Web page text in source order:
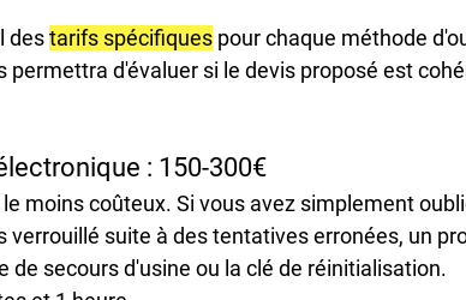
des tarifs spécifiques pour chaque méthode
permettra d'évaluer si le devis proposé est
: 150-300€
moins coûteux. Si vous avez simplement
suite à des tentatives erronées, un
de secours d'usine ou la clé de réinitialisation.